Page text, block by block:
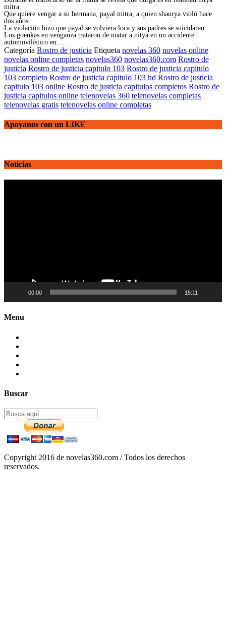
mitra.
Que quiere vengar a su hermana, payal mitra, a quien shaurya violó hace
dos años.
La violación hizo que payal se volviera loca y sus padres se suicidaran.
Los goenkas en venganza trataron de matar a nitya en un accidente
automovilístico en…
Categoría Rostro de justicia Etiqueta novelas 360 novelas online
novelas online completas novelas360 novelas360.com Rostro de
justicia Rostro de justicia capitulo 103 Rostro de justicia capitulo
103 completo Rostro de justicia capitulo 103 hd Rostro de justicia
capitulo 103 online Rostro de justicia capitulos completos Rostro de
justicia capitulos online telenovelas 360 telenovelas completas
telenovelas gratis telenovelas online completas
Apoyanos con un LIKE
Noticias
00:00 15:11
Menu
Buscar
Copyright 2016 de novelas360.com / Todos los derechos
reservados.